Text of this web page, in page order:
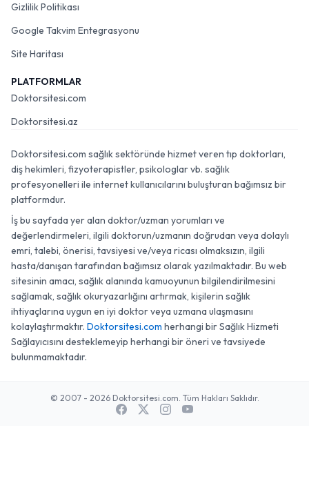
Gizlilik Politikası
Google Takvim Entegrasyonu
Site Haritası
PLATFORMLAR
Doktorsitesi.com
Doktorsitesi.az
Doktorsitesi.com sağlık sektöründe hizmet veren tıp doktorları,
diş hekimleri, fizyoterapistler, psikologlar vb. sağlık
profesyonelleri ile internet kullanıcılarını buluşturan bağımsız bir
platformdur.
İş bu sayfada yer alan doktor/uzman yorumları ve
değerlendirmeleri, ilgili doktorun/uzmanın doğrudan veya dolaylı
emri, talebi, önerisi, tavsiyesi ve/veya ricası olmaksızın, ilgili
hasta/danışan tarafından bağımsız olarak yazılmaktadır. Bu web
sitesinin amacı, sağlık alanında kamuoyunun bilgilendirilmesini
sağlamak, sağlık okuryazarlığını artırmak, kişilerin sağlık
ihtiyaçlarına uygun en iyi doktor veya uzmana ulaşmasını
kolaylaştırmaktır. Doktorsitesi.com herhangi bir Sağlık Hizmeti
Sağlayıcısını desteklemeyip herhangi bir öneri ve tavsiyede
bulunmamaktadır.
© 2007 - 2026 Doktorsitesi.com. Tüm Hakları Saklıdır.